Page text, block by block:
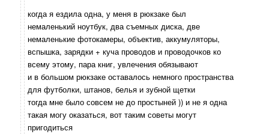
когда я ездила одна, у меня в рюкзаке был
немаленький ноутбук, два съемных диска, две
немаленькие фотокамеры, объектив, аккумуляторы,
вспышка, зарядки + куча проводов и проводочков ко
всему этому, пара книг, увлечения обязывают
и в большом рюкзаке оставалось немного пространства
для футболки, штанов, белья и зубной щетки
тогда мне было совсем не до простыней )) и не я одна
такая могу оказаться, вот таким советы могут
пригодиться